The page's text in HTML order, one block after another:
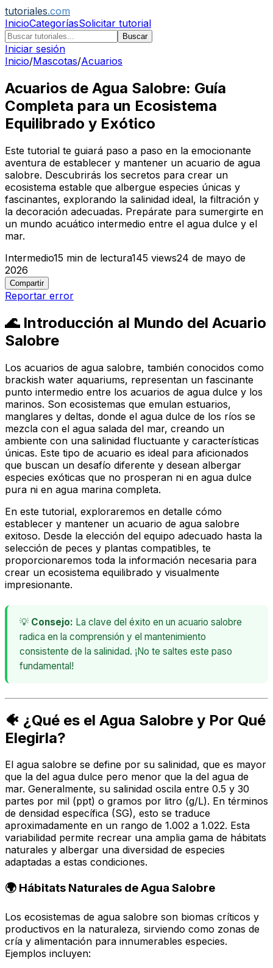
tutoriales.com
InicioCategoríasSolicitar tutorial
Buscar
Iniciar sesión
Inicio/Mascotas/Acuarios
Acuarios de Agua Salobre: Guía
Completa para un Ecosistema
Equilibrado y Exótico
Este tutorial te guiará paso a paso en la emocionante
aventura de establecer y mantener un acuario de agua
salobre. Descubrirás los secretos para crear un
ecosistema estable que albergue especies únicas y
fascinantes, explorando la salinidad ideal, la filtración y
la decoración adecuadas. Prepárate para sumergirte en
un mundo acuático intermedio entre el agua dulce y el
mar.
Intermedio15 min de lectura145 views24 de mayo de
2026
Compartir
Reportar error
🌊 Introducción al Mundo del Acuario
Salobre
Los acuarios de agua salobre, también conocidos como
brackish water aquariums, representan un fascinante
punto intermedio entre los acuarios de agua dulce y los
marinos. Son ecosistemas que emulan estuarios,
manglares y deltas, donde el agua dulce de los ríos se
mezcla con el agua salada del mar, creando un
ambiente con una salinidad fluctuante y características
únicas. Este tipo de acuario es ideal para aficionados
que buscan un desafío diferente y desean albergar
especies exóticas que no prosperan ni en agua dulce
pura ni en agua marina completa.
En este tutorial, exploraremos en detalle cómo
establecer y mantener un acuario de agua salobre
exitoso. Desde la elección del equipo adecuado hasta la
selección de peces y plantas compatibles, te
proporcionaremos toda la información necesaria para
crear un ecosistema equilibrado y visualmente
impresionante.
💡 Consejo: La clave del éxito en un acuario salobre
radica en la comprensión y el mantenimiento
consistente de la salinidad. ¡No te saltes este paso
fundamental!
🐠 ¿Qué es el Agua Salobre y Por Qué
Elegirla?
El agua salobre se define por su salinidad, que es mayor
que la del agua dulce pero menor que la del agua de
mar. Generalmente, su salinidad oscila entre 0.5 y 30
partes por mil (ppt) o gramos por litro (g/L). En términos
de densidad específica (SG), esto se traduce
aproximadamente en un rango de 1.002 a 1.022. Esta
variabilidad permite recrear una amplia gama de hábitats
naturales y albergar una diversidad de especies
adaptadas a estas condiciones.
🌍 Hábitats Naturales de Agua Salobre
Los ecosistemas de agua salobre son biomas críticos y
productivos en la naturaleza, sirviendo como zonas de
cría y alimentación para innumerables especies.
Ejemplos incluyen: